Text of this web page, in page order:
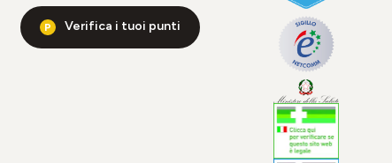
Verifica i tuoi punti